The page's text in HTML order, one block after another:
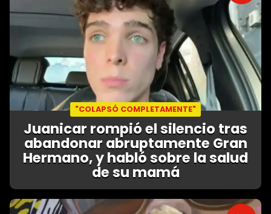
"COLAPSÓ COMPLETAMENTE"
Juanicar rompió el silencio tras
abandonar abruptamente Gran
Hermano, y habló sobre la salud
de su mamá